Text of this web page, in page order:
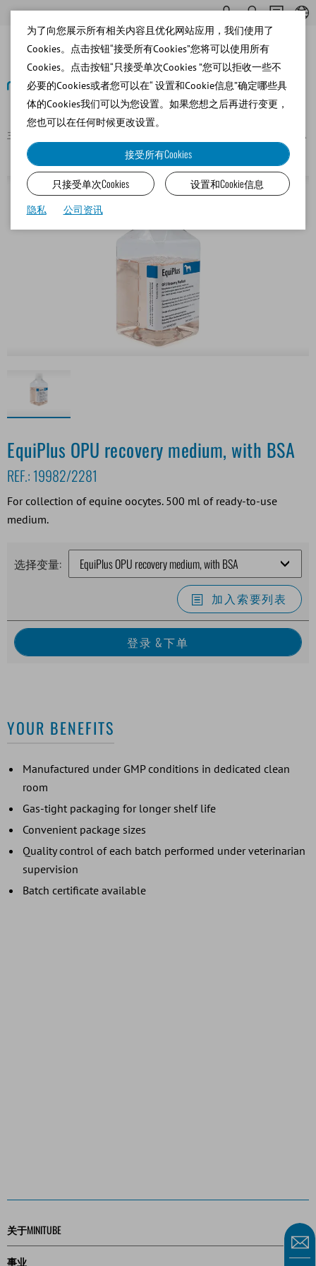
主页
Embryo Transfer and Oocyte Recovery/OPU/TVA
EquiPlus OPU recovery medium, with BSA
返回
EquiPlus OPU recovery medium, with BSA
REF.: 19982/2281
For collection of equine oocytes. 500 ml of ready-to-use
medium.
选择变量:
加入索要列表
YOUR BENEFITS
Manufactured under GMP conditions in dedicated clean
room
Gas-tight packaging for longer shelf life
Convenient package sizes
Quality control of each batch performed under veterinarian
supervision
Batch certificate available
关于MINITUBE
事业
为了向您展示所有相关内容且优化网站应用，我们使用了
Cookies。点击按钮“接受所有Cookies”您将可以使用所有
Cookies。点击按钮“只接受单次Cookies ”您可以拒收一些不
必要的Cookies或者您可以在“ 设置和Cookie信息”确定哪些具
体的Cookies我们可以为您设置。如果您想之后再进行变更，
您也可以在任何时候更改设置。
接受所有Cookies
只接受单次Cookies
设置和Cookie信息
隐私 公司资讯